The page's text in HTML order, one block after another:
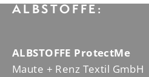
ALBSTOFFE:
ALBSTOFFE ProtectMe
Maute + Renz Textil GmbH